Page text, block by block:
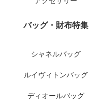
バッグ・財布特集
シャネルバッグ
ルイヴィトンバッグ
ディオールバッグ